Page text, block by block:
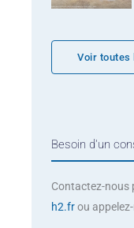
Voir toutes
Besoin d'un
Contactez-nous
h2.frou